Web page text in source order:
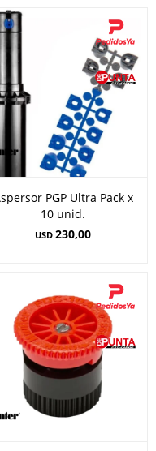
PGP Ultra Pack x
10 unid.
USD 230,00